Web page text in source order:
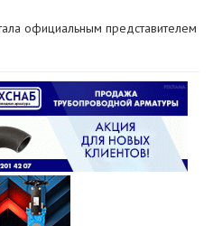
официальным представителем